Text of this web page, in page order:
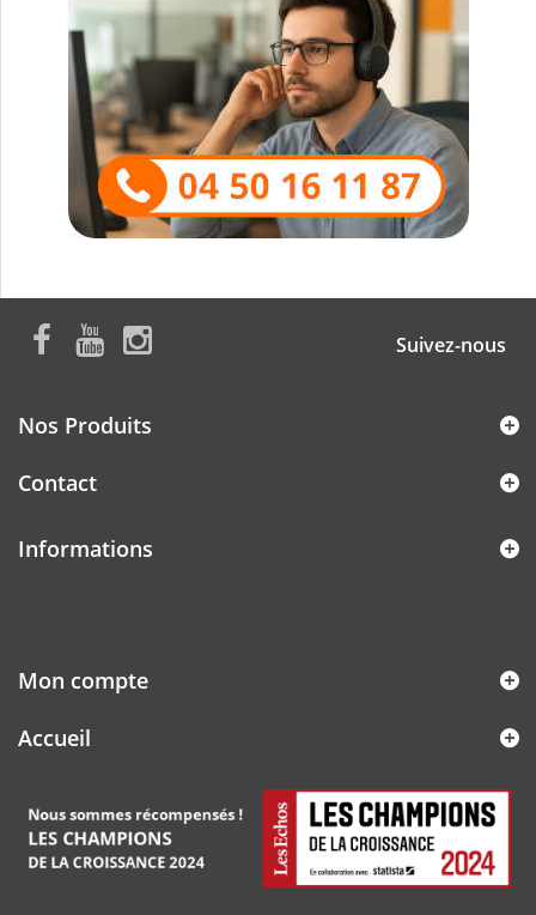
Suivez-nous
Nos Produits
Contact
Informations
Mon compte
Accueil